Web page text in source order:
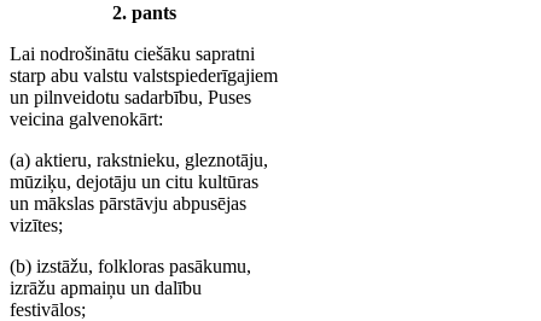
2. pants
Lai nodrošinātu ciešāku sapratni
starp abu valstu valstspiederīgajiem
un pilnveidotu sadarbību, Puses
veicina galvenokārt:
(a) aktieru, rakstnieku, gleznotāju,
mūziķu, dejotāju un citu kultūras
un mākslas pārstāvju abpusējas
vizītes;
(b) izstāžu, folkloras pasākumu,
izrāžu apmaiņu un dalību
festivālos;